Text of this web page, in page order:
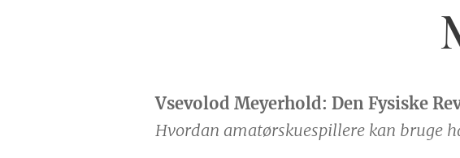
Vsevolod Meyerhold: Den Fysiske
Hvordan amatørskuespillere kan bruge